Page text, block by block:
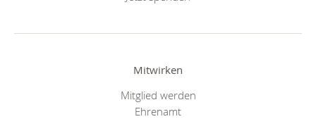
Mitwirken
Mitglied werden
Ehrenamt